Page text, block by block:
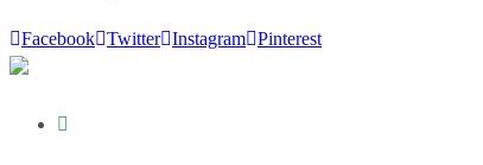
Facebook Twitter Instagram Pinterest